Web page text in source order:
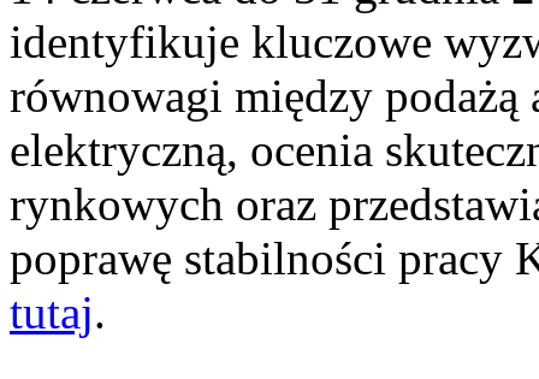
identyfikuje kluczowe
równowagi między podażą
elektryczną, ocenia
rynkowych oraz
poprawę stabilności pracy
tutaj.